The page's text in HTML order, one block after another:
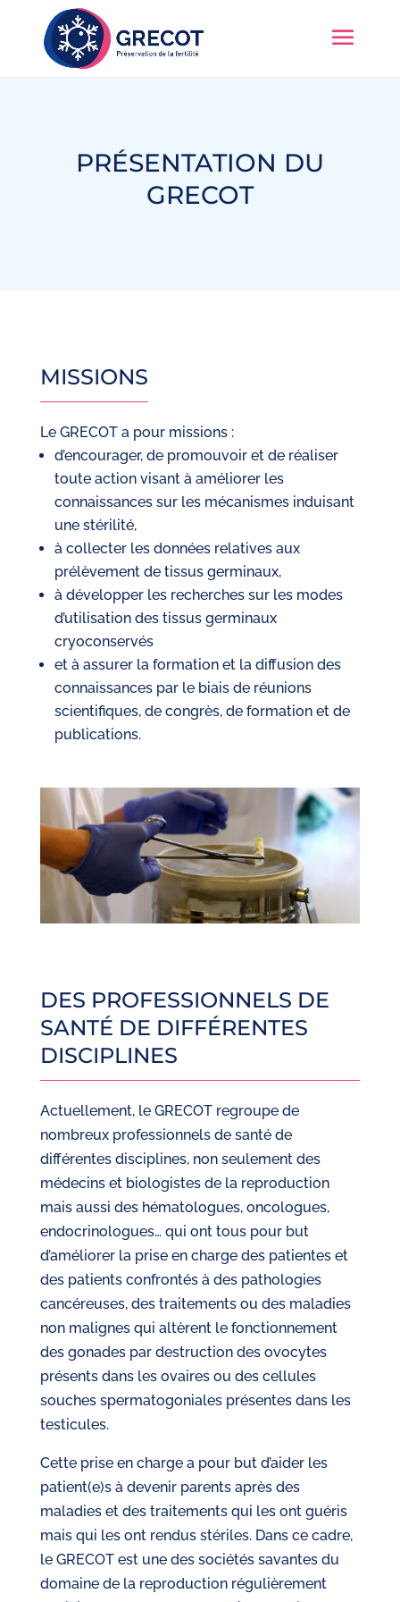
PRÉSENTATION DU
GRECOT
MISSIONS
Le GRECOT a pour missions :
d’encourager, de promouvoir et de réaliser
toute action visant à améliorer les
connaissances sur les mécanismes induisant
une stérilité,
à collecter les données relatives aux
prélèvement de tissus germinaux,
à développer les recherches sur les modes
d’utilisation des tissus germinaux
cryoconservés
et à assurer la formation et la diffusion des
connaissances par le biais de réunions
scientifiques, de congrès, de formation et de
publications.
DES PROFESSIONNELS DE
SANTÉ DE DIFFÉRENTES
DISCIPLINES
Actuellement, le GRECOT regroupe de
nombreux professionnels de santé de
différentes disciplines, non seulement des
médecins et biologistes de la reproduction
mais aussi des hématologues, oncologues,
endocrinologues… qui ont tous pour but
d’améliorer la prise en charge des patientes et
des patients confrontés à des pathologies
cancéreuses, des traitements ou des maladies
non malignes qui altèrent le fonctionnement
des gonades par destruction des ovocytes
présents dans les ovaires ou des cellules
souches spermatogoniales présentes dans les
testicules.
Cette prise en charge a pour but d’aider les
patient(e)s à devenir parents après des
maladies et des traitements qui les ont guéris
mais qui les ont rendus stériles. Dans ce cadre,
le GRECOT est une des sociétés savantes du
domaine de la reproduction régulièrement